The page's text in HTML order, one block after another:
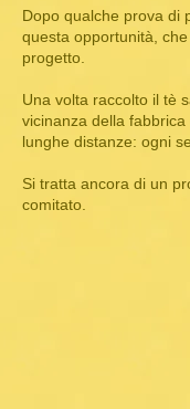
Dopo qualche prova di
questa opportunità,
progetto.
Una volta raccolto il tè
vicinanza della
lunghe distanze: ogni
Si tratta ancora di un
comitato.